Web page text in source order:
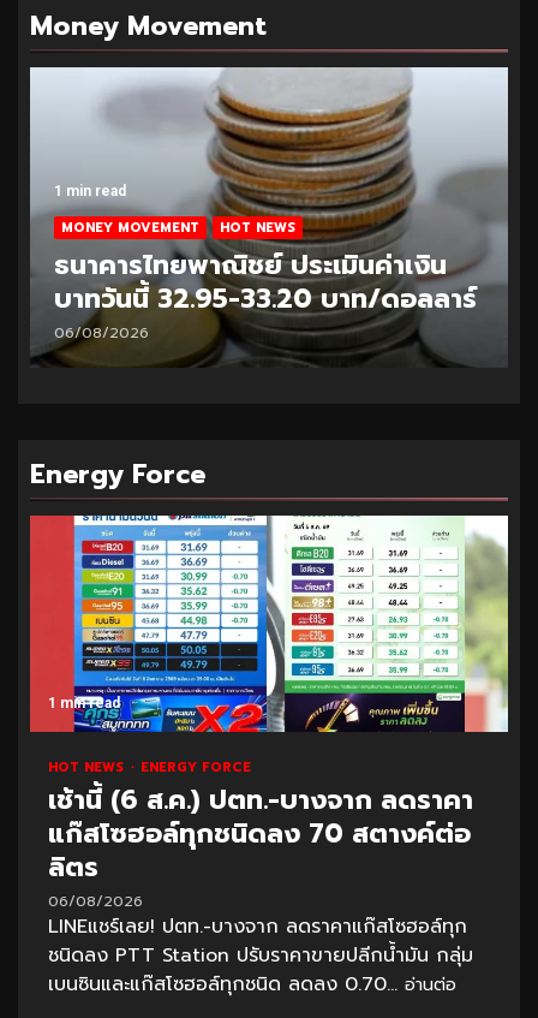
Money Movement
1 min read
MONEY MOVEMENT HOT NEWS
ธนาคารไทยพาณิชย์ ประเมินค่าเงิน
บาทวันนี้ 32.95-33.20 บาท/ดอลลาร์
06/08/2026
Energy Force
1 min read
HOT NEWS ENERGY FORCE
เช้านี้ (6 ส.ค.) ปตท.-บางจาก ลดราคา
แก๊สโซฮอล์ทุกชนิดลง 70 สตางค์ต่อ
ลิตร
06/08/2026
LINEแชร์เลย! ปตท.-บางจาก ลดราคาแก๊สโซฮอล์ทุก
ชนิดลง PTT Station ปรับราคาขายปลีกน้ำมัน กลุ่ม
เบนซินและแก๊สโซฮอล์ทุกชนิด ลดลง 0.70... อ่านต่อ